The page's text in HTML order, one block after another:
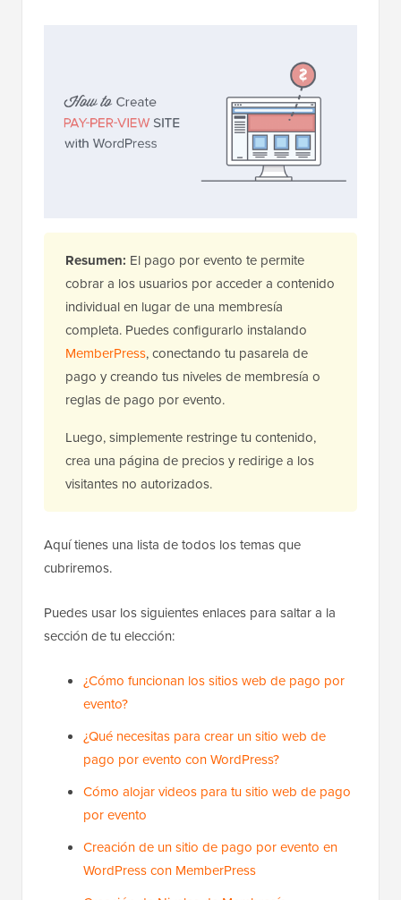
Resumen: El pago por evento te permite
cobrar a los usuarios por acceder a contenido
individual en lugar de una membresía
completa. Puedes configurarlo instalando
MemberPress, conectando tu pasarela de
pago y creando tus niveles de membresía o
reglas de pago por evento.
Luego, simplemente restringe tu contenido,
crea una página de precios y redirige a los
visitantes no autorizados.
Aquí tienes una lista de todos los temas que
cubriremos.
Puedes usar los siguientes enlaces para saltar a la
sección de tu elección:
¿Cómo funcionan los sitios web de pago por
evento?
¿Qué necesitas para crear un sitio web de
pago por evento con WordPress?
Cómo alojar videos para tu sitio web de pago
por evento
Creación de un sitio de pago por evento en
WordPress con MemberPress